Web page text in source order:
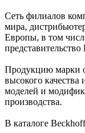
Сеть филиалов
мира,
Европы, в том
Продукцию марки
высокого
моделей и
производства.
В каталоге